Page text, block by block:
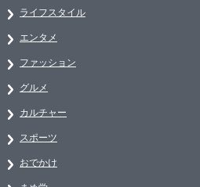
ライフスタイル
エンタメ
ファッション
グルメ
カルチャー
スポーツ
おでかけ